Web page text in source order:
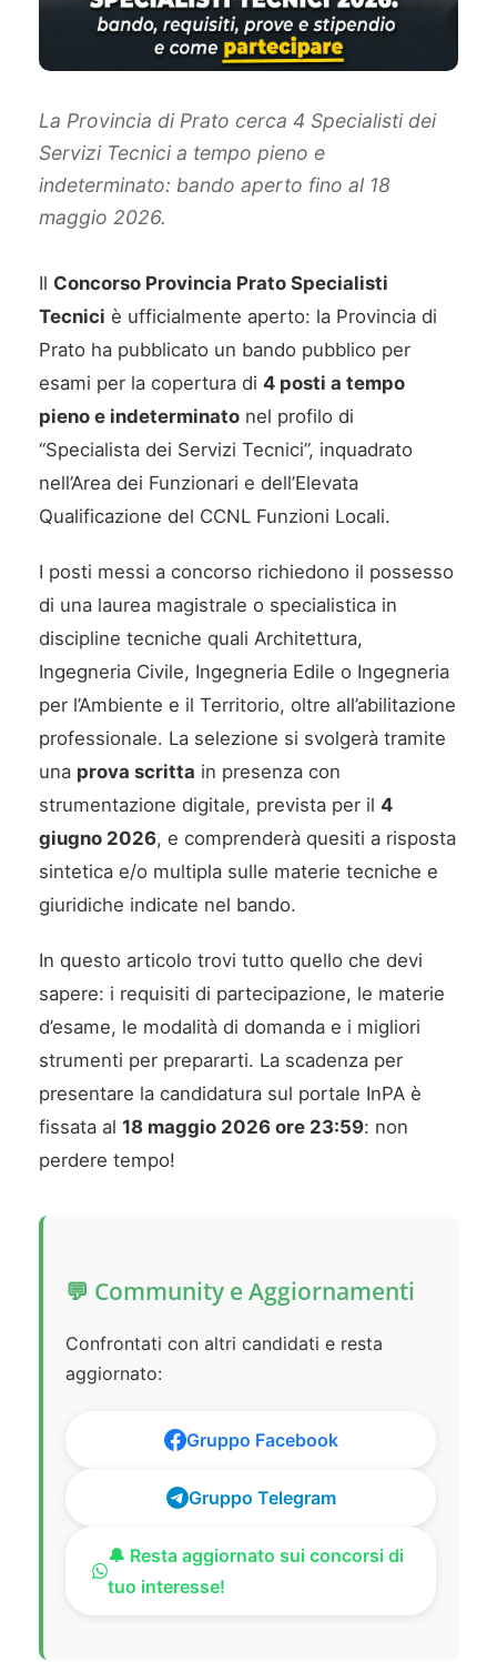
La Provincia di Prato cerca 4 Specialisti dei
Servizi Tecnici a tempo pieno e
indeterminato: bando aperto fino al 18
maggio 2026.
Il Concorso Provincia Prato Specialisti
Tecnici è ufficialmente aperto: la Provincia di
Prato ha pubblicato un bando pubblico per
esami per la copertura di 4 posti a tempo
pieno e indeterminato nel profilo di
“Specialista dei Servizi Tecnici”, inquadrato
nell’Area dei Funzionari e dell’Elevata
Qualificazione del CCNL Funzioni Locali.
I posti messi a concorso richiedono il possesso
di una laurea magistrale o specialistica in
discipline tecniche quali Architettura,
Ingegneria Civile, Ingegneria Edile o Ingegneria
per l’Ambiente e il Territorio, oltre all’abilitazione
professionale. La selezione si svolgerà tramite
una prova scritta in presenza con
strumentazione digitale, prevista per il 4
giugno 2026, e comprenderà quesiti a risposta
sintetica e/o multipla sulle materie tecniche e
giuridiche indicate nel bando.
In questo articolo trovi tutto quello che devi
sapere: i requisiti di partecipazione, le materie
d’esame, le modalità di domanda e i migliori
strumenti per prepararti. La scadenza per
presentare la candidatura sul portale InPA è
fissata al 18 maggio 2026 ore 23:59: non
perdere tempo!
💬 Community e Aggiornamenti
Confrontati con altri candidati e resta
aggiornato:
Gruppo Facebook
Gruppo Telegram
🔔 Resta aggiornato sui concorsi di
tuo interesse!